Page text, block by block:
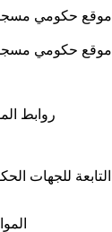
موقع حكومي مسجل
موقع حكومي مسجل
روابط